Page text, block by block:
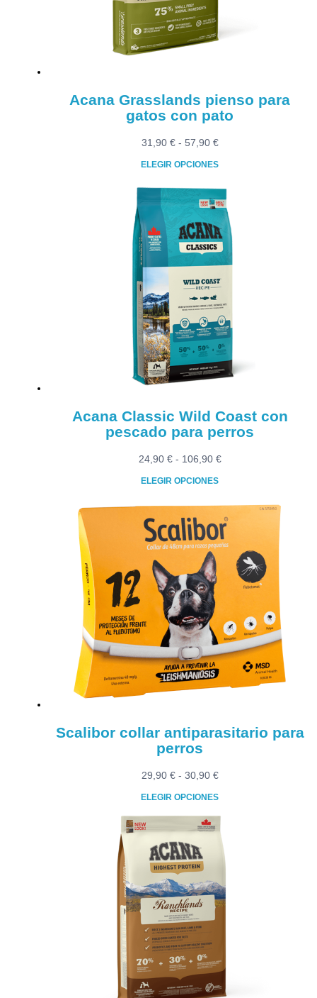
Acana Grasslands pienso para
gatos con pato
31,90 € - 57,90 €Rango
desde
31,90 €
hasta
57,90 €
ELEGIR OPCIONES
producto
múltiples
variantes.
opciones
pueden
elegir
en
la
página
Acana Classic Wild Coast con
pescado para perros
24,90 € - 106,90 €Rango
desde
24,90 €
hasta
106,90 €
ELEGIR OPCIONES
producto
tiene
múltiples
variantes.
Las
opciones
se
pueden
elegir
en
la
página
Scalibor collar antiparasitario para
perros
29,90 € - 30,90 €Rango
29,90 €
hasta
ELEGIR OPCIONES
Este
producto
tiene
múltiples
variantes.
Las
opciones
se
pueden
elegir
en
la